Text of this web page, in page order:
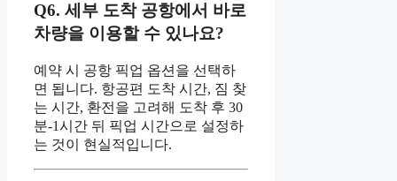
Q6. 세부 도착 공항에서 바로
차량을 이용할 수 있나요?
예약 시 공항 픽업 옵션을 선택하
면 됩니다. 항공편 도착 시간, 짐 찾
는 시간, 환전을 고려해 도착 후 30
분-1시간 뒤 픽업 시간으로 설정하
는 것이 현실적입니다.